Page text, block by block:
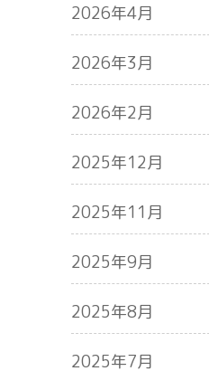
2026年4月
2026年3月
2026年2月
2025年12月
2025年11月
2025年9月
2025年8月
2025年7月